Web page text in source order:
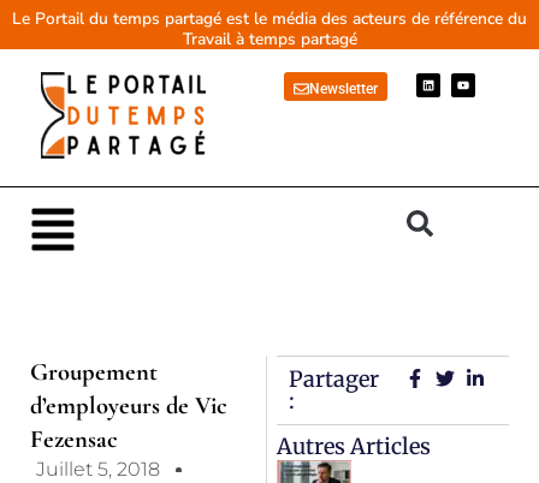
AllerLe Portail du temps partagé est le média des acteurs de référence du
Travail à temps partagé
Newsletter
L
i
n
Y
o
u
Main
Menu
Groupement
d’employeurs de Vic
Fezensac
Juillet 5, 2018
Partager
:
Autres Articles